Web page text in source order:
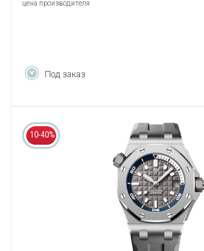
цена производителя
Под заказ
10-40%